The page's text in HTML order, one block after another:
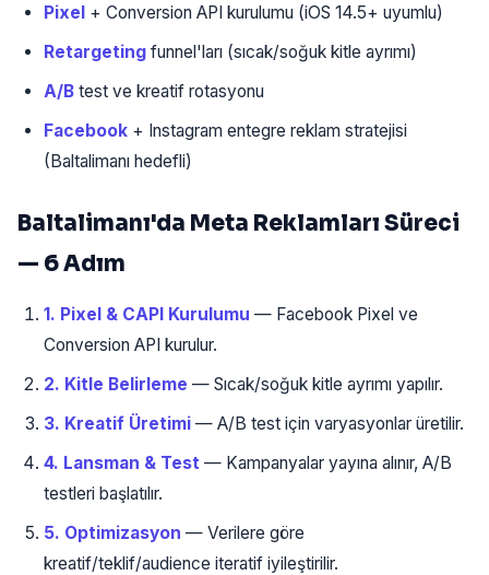
Pixel + Conversion API kurulumu (iOS 14.5+ uyumlu)
Retargeting funnel'ları (sıcak/soğuk kitle ayrımı)
A/B test ve kreatif rotasyonu
Facebook + Instagram entegre reklam stratejisi
(Baltalimanı hedefli)
Baltalimanı'da Meta Reklamları Süreci
— 6 Adım
1. Pixel & CAPI Kurulumu — Facebook Pixel ve
Conversion API kurulur.
2. Kitle Belirleme — Sıcak/soğuk kitle ayrımı yapılır.
3. Kreatif Üretimi — A/B test için varyasyonlar üretilir.
4. Lansman & Test — Kampanyalar yayına alınır, A/B
testleri başlatılır.
5. Optimizasyon — Verilere göre
kreatif/teklif/audience iteratif iyileştirilir.